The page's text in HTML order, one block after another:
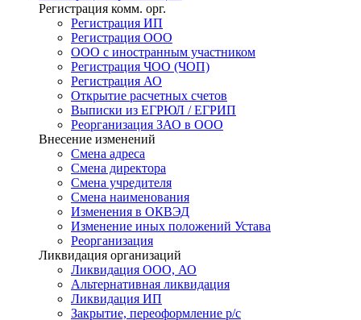
Регистрация комм. орг.
Регистрация ИП
Регистрация ООО
ООО с иностранным участником
Регистрация ЧОО (ЧОП)
Регистрация АО
Открытие расчетных счетов
Выписки из ЕГРЮЛ / ЕГРИП
Реорганизация ЗАО в ООО
Внесение изменений
Смена адреса
Смена директора
Cмена учредителя
Смена наименования
Изменения в ОКВЭД
Изменение иных положений Устава
Реорганизация
Ликвидация организаций
Ликвидация ООО, АО
Альтернативная ликвидация
Ликвидация ИП
Закрытие, переоформление р/с